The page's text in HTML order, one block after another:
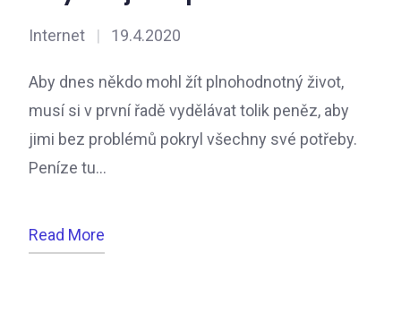
Internet | 19.4.2020
Aby dnes někdo mohl žít plnohodnotný život,
musí si v první řadě vydělávat tolik peněz, aby
jimi bez problémů pokryl všechny své potřeby.
Peníze tu…
Read More